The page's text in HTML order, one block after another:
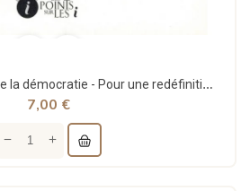
Petit manifeste contre la démocratie - Pour une redéfinition de l'homme et de la société -...
7,00 €